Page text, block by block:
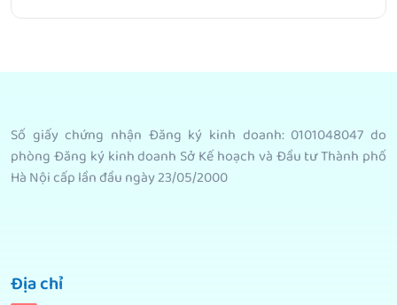
Số giấy chứng nhận Đăng ký kinh doanh: 0101048047 do
phòng Đăng ký kinh doanh Sở Kế hoạch và Đầu tư Thành phố
Hà Nội cấp lần đầu ngày 23/05/2000
Địa chỉ